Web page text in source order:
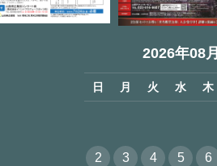
2026年08月
日 月 火 水 木
2 3 4 5 6